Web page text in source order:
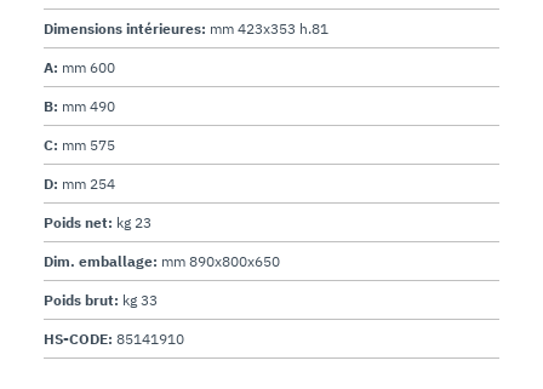
Dimensions intérieures: mm 423x353 h.81
A: mm 600
B: mm 490
C: mm 575
D: mm 254
Poids net: kg 23
Dim. emballage: mm 890x800x650
Poids brut: kg 33
HS-CODE: 85141910